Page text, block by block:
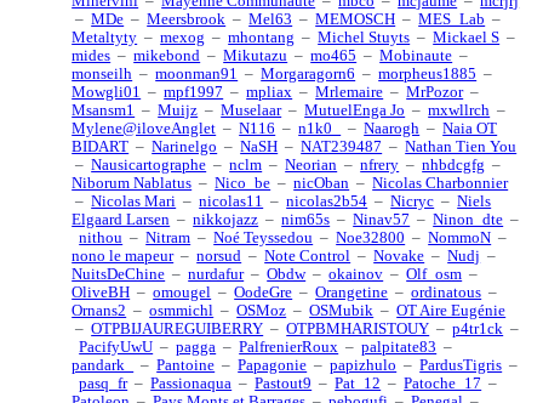
–MDe –Meersbrook –Mel63 –MEMOSCH –MES_Lab –
Metaltyty –mexog –mhontang –Michel Stuyts –Mickael S –
mides –mikebond –Mikutazu –mo465 –Mobinaute –
monseilh –moonman91 –Morgaragorn6 –morpheus1885 –
Mowgli01 –mpf1997 –mpliax –Mrlemaire –MrPozor–
Msansm1 –Muijz –Muselaar–MutuelEnga Jo –mxwllrch –
Mylene@iloveAnglet –N116 –n1k0_ –Naarogh –Naia OT
BIDART –Narinelgo –NaSH –NAT239487 –Nathan Tien You
–Nausicartographe –nclm –Neorian –nfrery –nhbdcgfg –
Niborum Nablatus –Nico_be –nicOban –Nicolas Charbonnier
–Nicolas Mari –nicolas11 –nicolas2b54 –Nicryc –Niels
Elgaard Larsen –nikkojazz –nim65s –Ninav57 –Ninon_dte –
nithou –Nitram –Noé Teyssedou –Noe32800 –NommoN –
nono le mapeur–norsud –Note Control –Novake –Nudj –
NuitsDeChine –nurdafur–Obdw–okainov –Olf_osm –
OliveBH –omougel –OodeGre –Orangetine –ordinatous –
Ornans2 –osmmichl –OSMoz –OSMubik –OT Aire Eugénie
–OTPBIJAUREGUIBERRY –OTPBMHARISTOUY –p4tr1ck –
PacifyUwU –pagga –PalfrenierRoux –palpitate83 –
pandark_
–Pantoine –Papagonie –papizhulo –PardusTigris –
pasq_fr–Passionaqua –Pastout9 –Pat_12 –Patoche_17 –